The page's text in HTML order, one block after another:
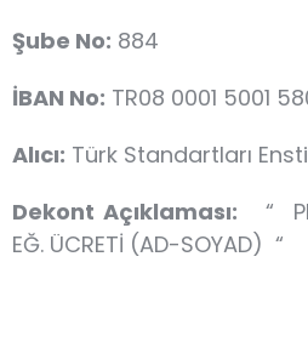
Şube No: 884
İBAN No: TR08 0001 5001
Alıcı: Türk Standartları
Dekont Açıklaması: “
EĞ. ÜCRETİ (AD-SOYAD) “